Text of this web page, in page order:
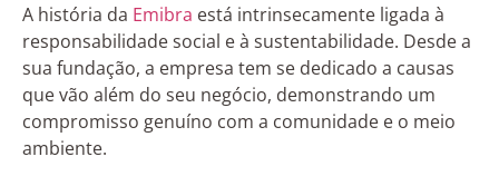
A história da Emibra está intrinsecamente ligada à
responsabilidade social e à sustentabilidade. Desde a
sua fundação, a empresa tem se dedicado a causas
que vão além do seu negócio, demonstrando um
compromisso genuíno com a comunidade e o meio
ambiente.